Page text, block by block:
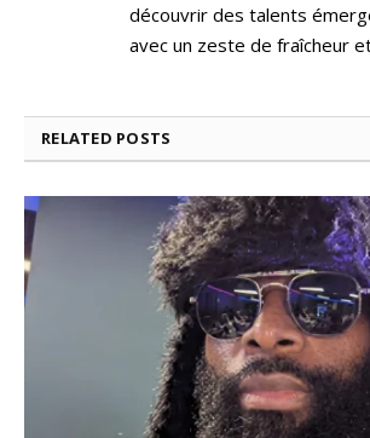
découvrir des talents
avec un zeste de fraîcheur
RELATED POSTS